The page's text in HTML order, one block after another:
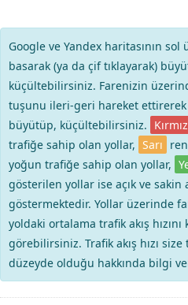
Google ve Yandex haritasının
basarak (ya da çif tıklayarak)
küçültebilirsiniz. Farenizin
tuşunu ileri-geri hareket ettirerek
büyütüp, küçültebilirsiniz.
trafiğe sahip olan yollar, Sarı
yoğun trafiğe sahip olan yollar,
gösterilen yollar ise açık ve sakin
göstermektedir. Yollar üzerinde
yoldaki ortalama trafik akış
görebilirsiniz. Trafik akış hızı size
düzeyde olduğu hakkında bilgi